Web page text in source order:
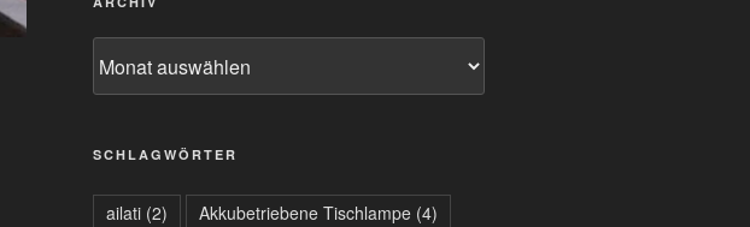
SCHLAGWÖRTER
ailati(2) Akkubetriebene Tischlampe(4)